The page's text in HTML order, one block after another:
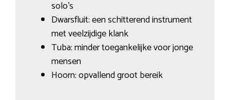
solo’s
Dwarsfluit: een schitterend instrument
met veelzijdige klank
Tuba: minder toegankelijke voor jonge
mensen
Hoorn: opvallend groot bereik